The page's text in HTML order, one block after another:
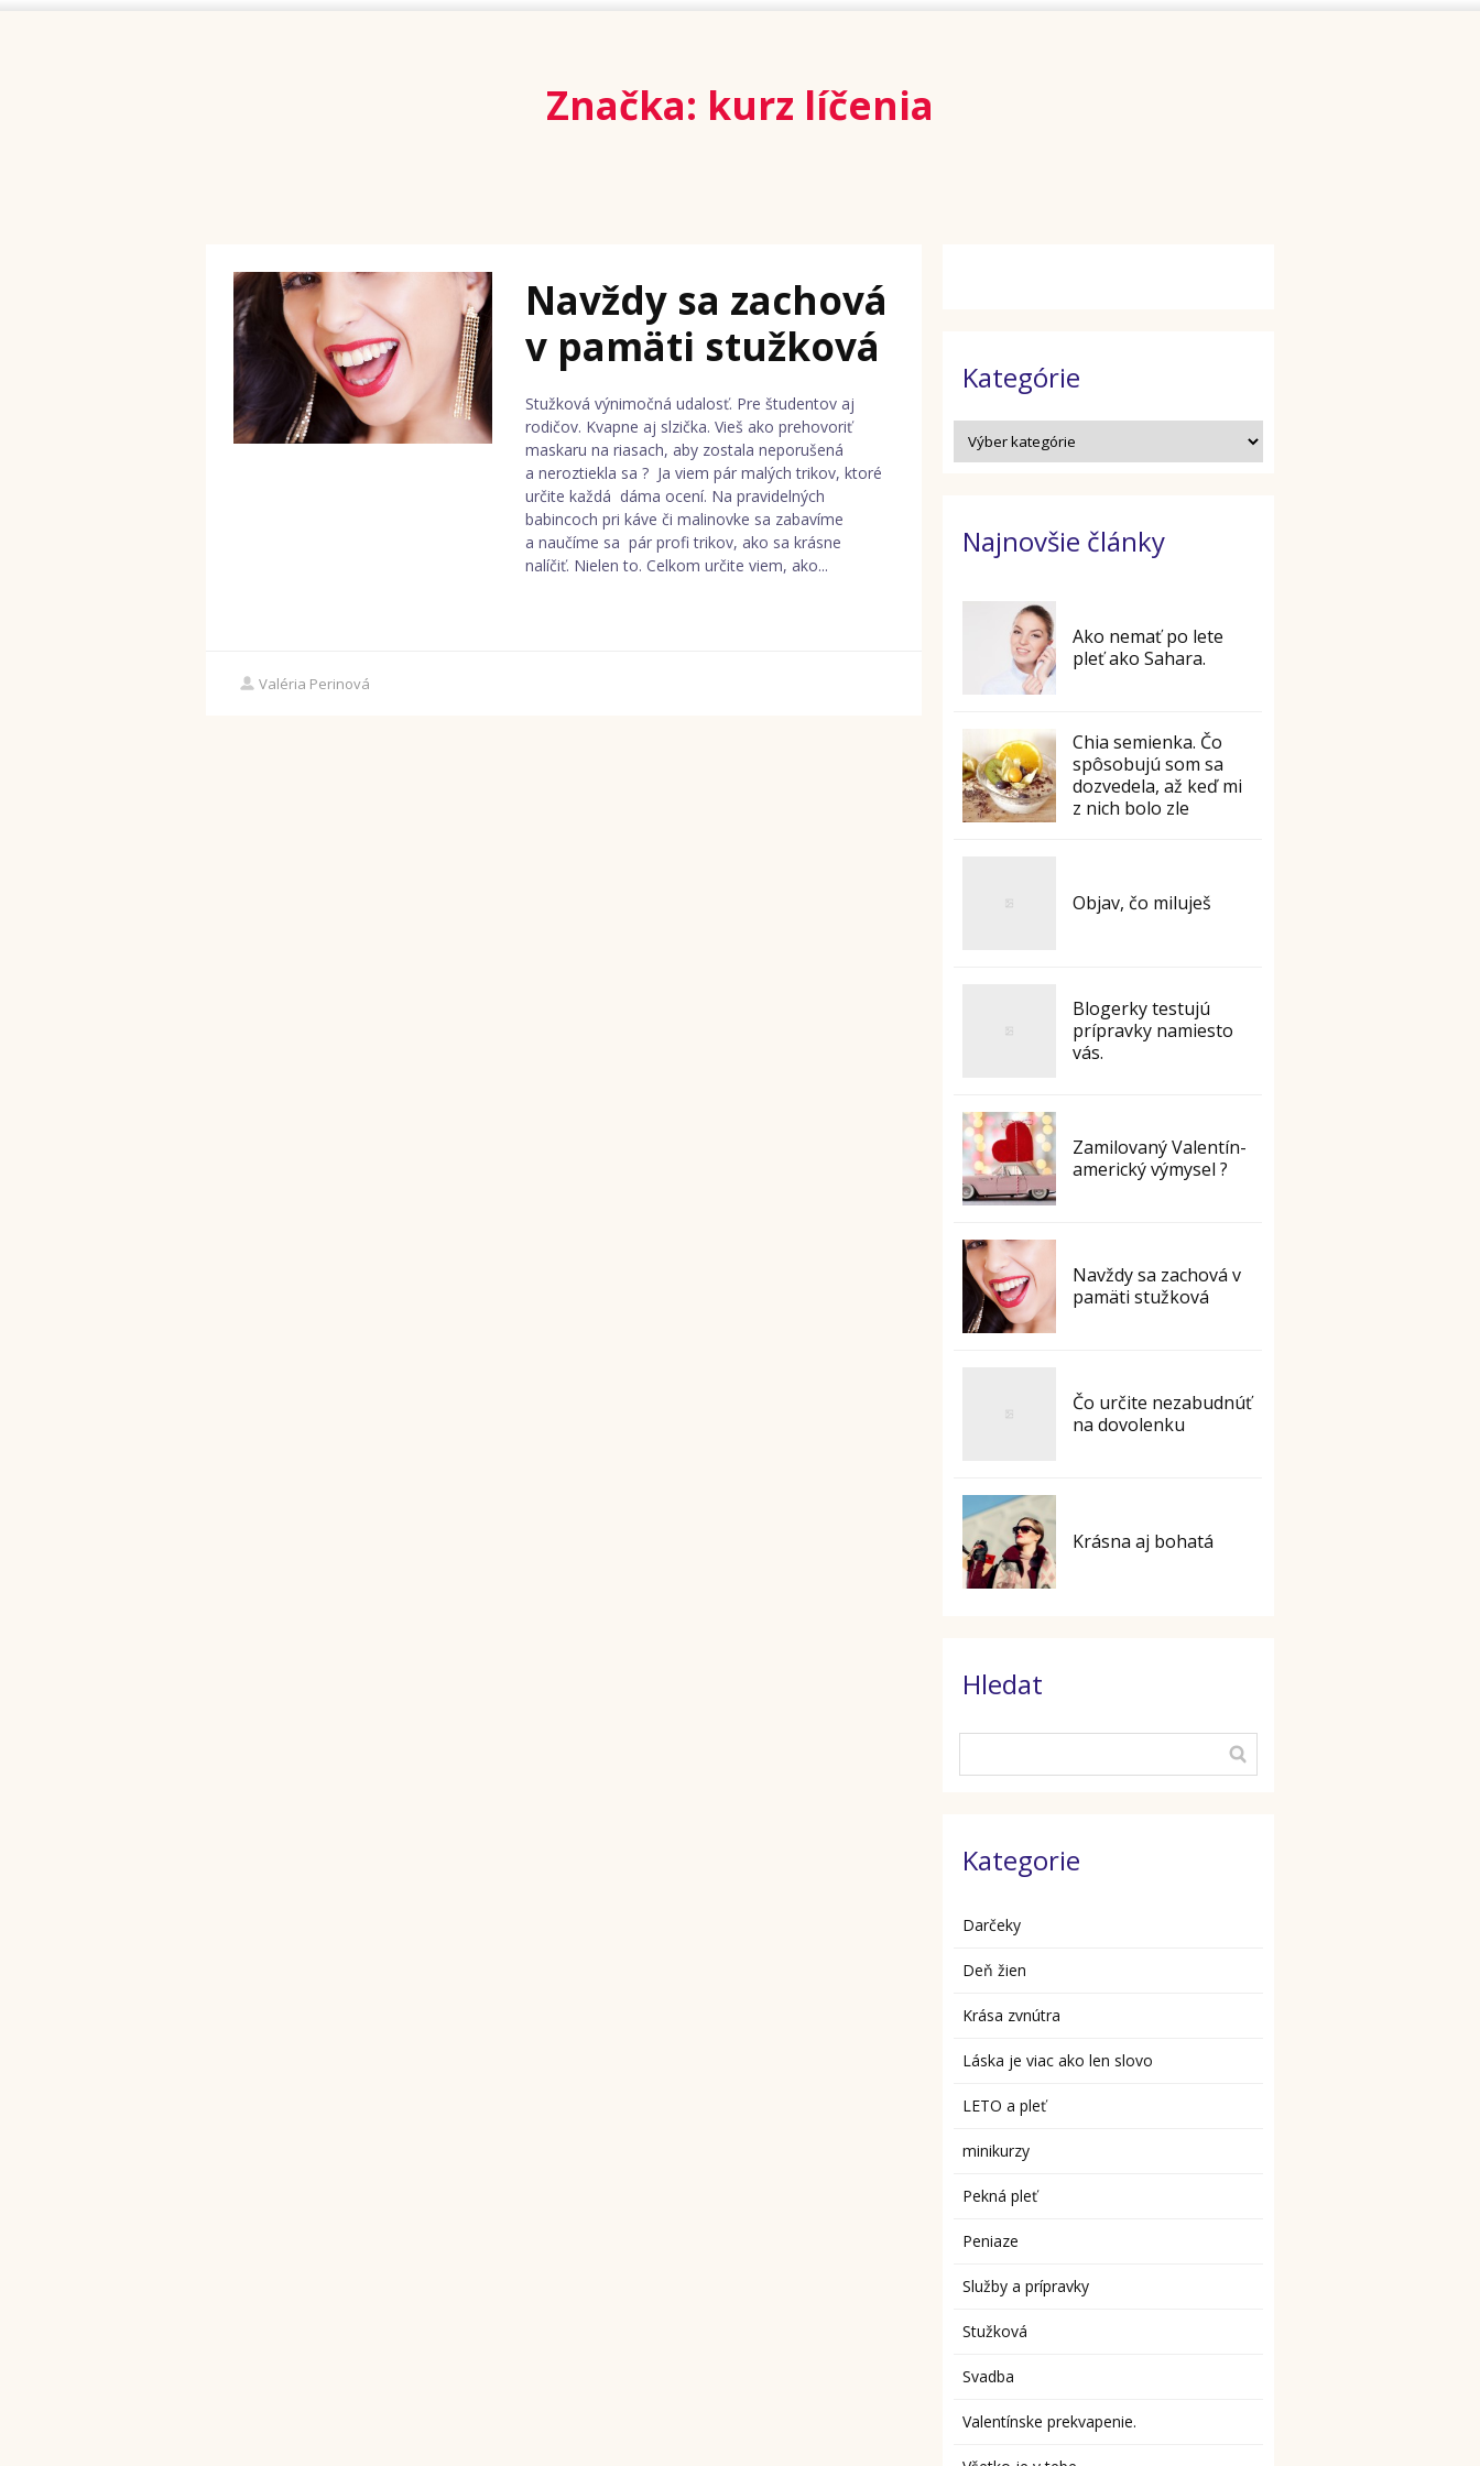
Značka: kurz líčenia
Navždy sa zachová
v pamäti stužková
Stužková výnimočná udalosť. Pre študentov aj
rodičov. Kvapne aj slzička. Vieš ako prehovoriť
maskaru na riasach, aby zostala neporušená
a neroztiekla sa ? Ja viem pár malých trikov, ktoré
určite každá dáma ocení. Na pravidelných
babincoch pri káve či malinovke sa zabavíme
a naučíme sa pár profi trikov, ako sa krásne
nalíčiť. Nielen to. Celkom určite viem, ako...
Valéria Perinová
Kategórie
Najnovšie články
Ako nemať po lete
pleť ako Sahara.
Chia semienka. Čo
spôsobujú som sa
dozvedela, až keď mi
z nich bolo zle
Objav, čo miluješ
Blogerky testujú
prípravky namiesto
vás.
Zamilovaný Valentín-
americký výmysel ?
Navždy sa zachová v
pamäti stužková
Čo určite nezabudnúť
na dovolenku
Krásna aj bohatá
Hledat
Kategorie
Darčeky
Deň žien
Krása zvnútra
Láska je viac ako len slovo
LETO a pleť
minikurzy
Pekná pleť
Peniaze
Služby a prípravky
Stužková
Svadba
Valentínske prekvapenie.